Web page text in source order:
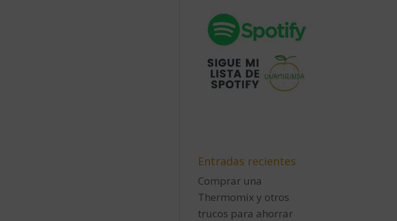
Entradas recientes
Comprar una
Thermomix y otros
trucos para ahorrar